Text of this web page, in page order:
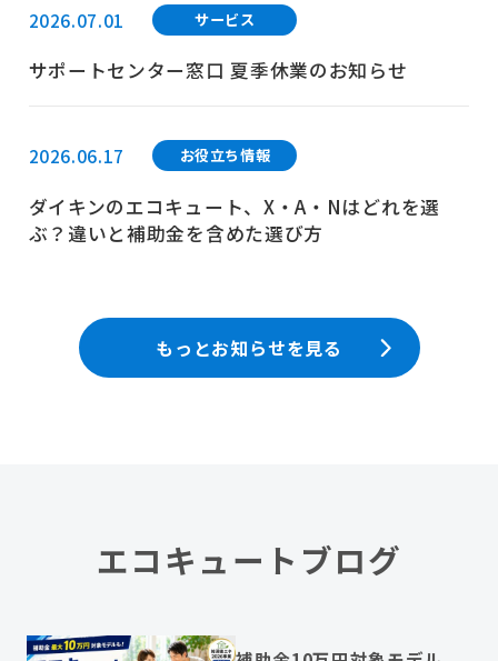
2026.07.01 サービス
サポートセンター窓口 夏季休業のお知らせ
2026.06.17 お役立ち情報
ダイキンのエコキュート、X・A・Nはどれを選
ぶ？違いと補助金を含めた選び方
もっとお知らせを見る
エコキュートブログ